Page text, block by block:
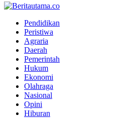
Pendidikan
Peristiwa
Agraria
Daerah
Pemerintah
Hukum
Ekonomi
Olahraga
Nasional
Opini
Hiburan